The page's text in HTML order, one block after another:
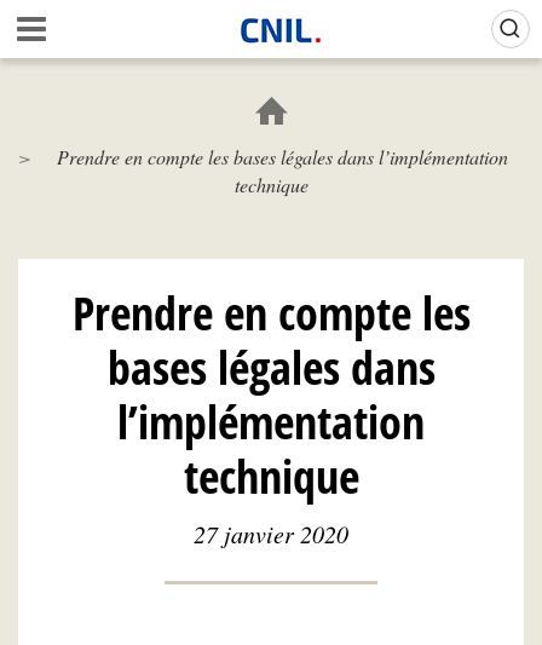
Aller
au
contenu
c
i
N
L
Prendre en compte les bases légales dans l’implémentation
technique
Prendre en compte les
bases légales dans
l’implémentation
technique
27 janvier 2020
Gestion de vos préférences sur les cookies (témoins de connexion)